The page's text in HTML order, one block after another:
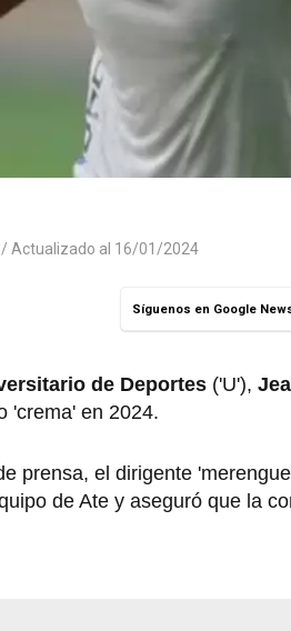
/ Actualizado al 16/01/2024
Síguenos en Google
de Deportes ('U'),
'crema' en 2024.
prensa, el dirigente
de Ate y aseguró que la